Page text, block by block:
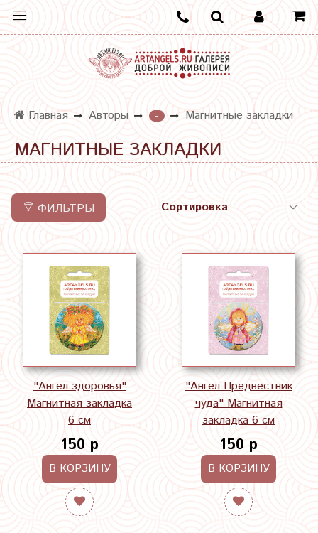
Главная Авторы - Магнитные закладки
МАГНИТНЫЕ ЗАКЛАДКИ
ФИЛЬТРЫ
"Ангел здоровья"
Магнитная закладка
6 см
150 р
В КОРЗИНУ
"Ангел Предвестник
чуда" Магнитная
закладка 6 см
150 р
В КОРЗИНУ